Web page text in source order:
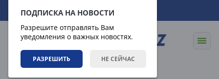
ПОДПИСКА НА НОВОСТИ
Разрешите отправлять Вам
уведомления о важных новостях.
РАЗРЕШИТЬ НЕ СЕЙЧАС
08.08.2026 10:46:30